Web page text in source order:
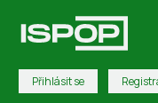
Přihlásit se